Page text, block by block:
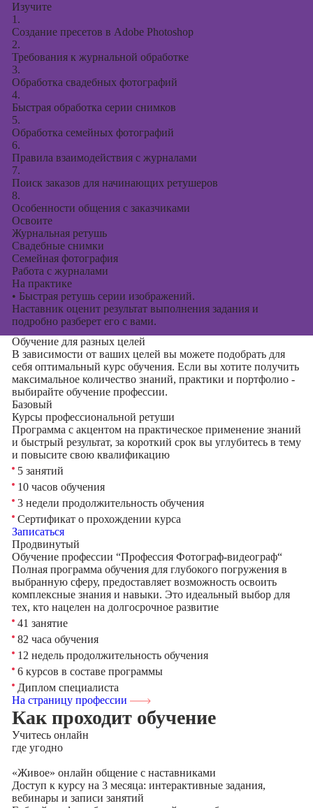
Изучите
1.
Создание пресетов в Adobe Photoshop
2.
Требования к журнальной обработке
3.
Обработка свадебных фотографий
4.
Быстрая обработка серии снимков
5.
Обработка семейных фотографий
6.
Правила взаимодействия с журналами
7.
Поиск заказов для начинающих ретушеров
8.
Особенности общения с заказчиками
Освоите
Журнальная ретушь
Свадебные снимки
Семейная фотография
Работа с журналами
На практике
• Быстрая ретушь серии изображений.
Наставник оценит результат выполнения задания и
подробно разберет его с вами.
Обучение для разных целей
В зависимости от ваших целей вы можете подобрать для
себя оптимальный курс обучения. Если вы хотите получить
максимальное количество знаний, практики и портфолио -
выбирайте обучение профессии.
Базовый
Курсы профессиональной ретуши
Программа с акцентом на практическое применение знаний
и быстрый результат, за короткий срок вы углубитесь в тему
и повысите свою квалификацию
5 занятий
10 часов обучения
3 недели продолжительность обучения
Сертификат о прохождении курса
Записаться
Продвинутый
Обучение профессии “Профессия Фотограф-видеограф“
Полная программа обучения для глубокого погружения в
выбранную сферу, предоставляет возможность освоить
комплексные знания и навыки. Это идеальный выбор для
тех, кто нацелен на долгосрочное развитие
41 занятие
82 часа обучения
12 недель продолжительность обучения
6 курсов в составе программы
Диплом специалиста
На страницу профессии
Как проходит обучение
Учитесь онлайн
где угодно
«Живое» онлайн общение с наставниками
Доступ к курсу на 3 месяца: интерактивные задания,
вебинары и записи занятий